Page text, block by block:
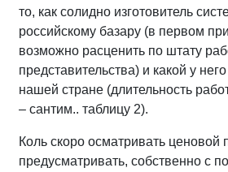
то, как солидно изготовитель
российскому базару (в первом
возможно расценить по штату
представительства) и какой у
нашей стране (длительность
– сантим.. таблицу 2).
Коль скоро осматривать ценовой
предусматривать, собственно с